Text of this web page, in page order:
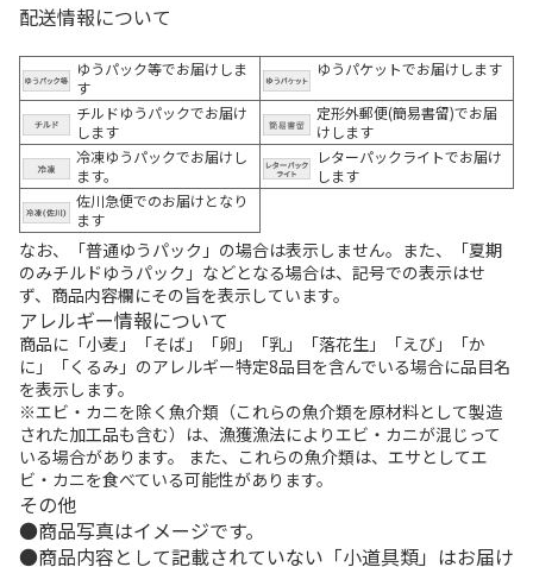
配送情報について
ゆうパック等でお届けしま
す
ゆうパケットでお届けします
チルドゆうパックでお届け
します
定形外郵便(簡易書留)でお届
けします
冷凍ゆうパックでお届けし
ます。
レターパックライトでお届け
します
佐川急便でのお届けとなり
ます
なお、「普通ゆうパック」の場合は表示しません。また、「夏期
のみチルドゆうパック」などとなる場合は、記号での表示はせ
ず、商品内容欄にその旨を表示しています。
アレルギー情報について
商品に「小麦」「そば」「卵」「乳」「落花生」「えび」「か
に」「くるみ」のアレルギー特定8品目を含んでいる場合に品目名
を表示します。
※エビ・カニを除く魚介類（これらの魚介類を原材料として製造
された加工品も含む）は、漁獲漁法によりエビ・カニが混じって
いる場合があります。 また、これらの魚介類は、エサとしてエ
ビ・カニを食べている可能性があります。
その他
商品写真はイメージです。
商品内容として記載されていない「小道具類」はお届け